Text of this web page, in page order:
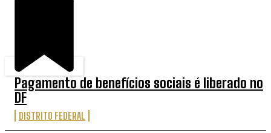
Pagamento de benefícios sociais é liberado no
DF
DISTRITO FEDERAL